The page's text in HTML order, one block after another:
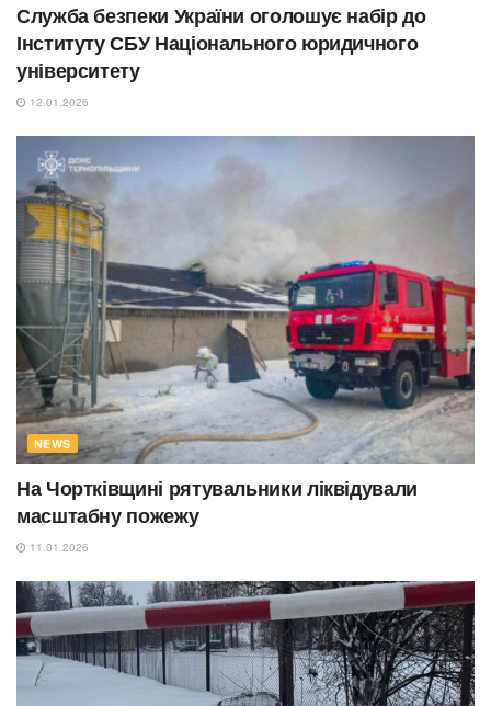
Служба безпеки України оголошує набір до
Інституту СБУ Національного юридичного
університету
12.01.2026
NEWS
На Чортківщині рятувальники ліквідували
масштабну пожежу
11.01.2026